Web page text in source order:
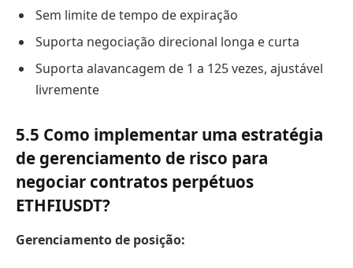
Sem limite de tempo de expiração
Suporta negociação direcional longa e curta
Suporta alavancagem de 1 a 125 vezes, ajustável
livremente
5.5 Como implementar uma estratégia
de gerenciamento de risco para
negociar contratos perpétuos
ETHFIUSDT?
Gerenciamento de posição: